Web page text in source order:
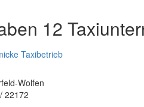
12
Taxibetrieb
Wolfen
22172